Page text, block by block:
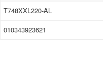
sin problemas.
T748XXL220-AL
010343923621